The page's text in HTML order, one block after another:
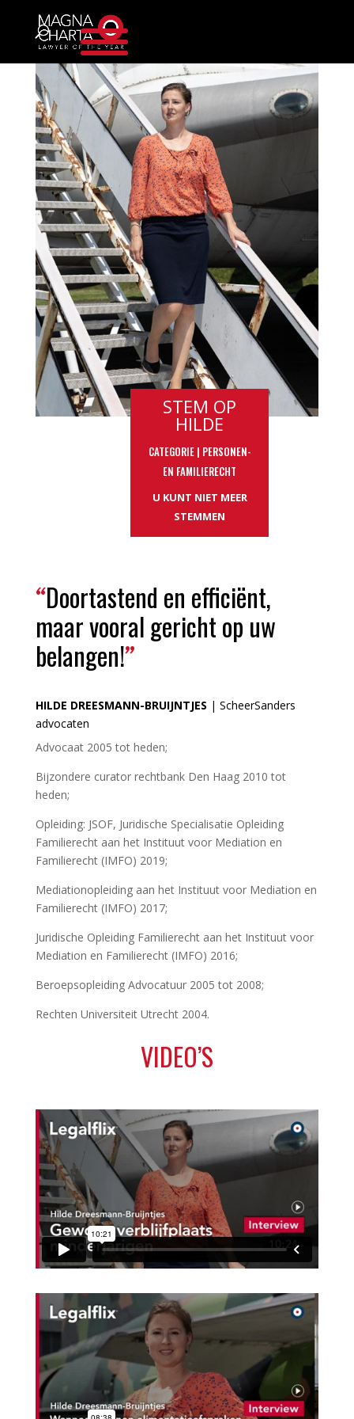
STEM OP
HILDE
CATEGORIE | PERSONEN-
EN FAMILIERECHT
U KUNT NIET MEER
STEMMEN
“Doortastend en efficiënt,
maar vooral gericht op uw
belangen!”
HILDE DREESMANN-BRUIJNTJES | ScheerSanders
advocaten
Advocaat 2005 tot heden;
Bijzondere curator rechtbank Den Haag 2010 tot
heden;
Opleiding: JSOF, Juridische Specialisatie Opleiding
Familierecht aan het Instituut voor Mediation en
Familierecht (IMFO) 2019;
Mediationopleiding aan het Instituut voor Mediation en
Familierecht (IMFO) 2017;
Juridische Opleiding Familierecht aan het Instituut voor
Mediation en Familierecht (IMFO) 2016;
Beroepsopleiding Advocatuur 2005 tot 2008;
Rechten Universiteit Utrecht 2004.
VIDEO’S